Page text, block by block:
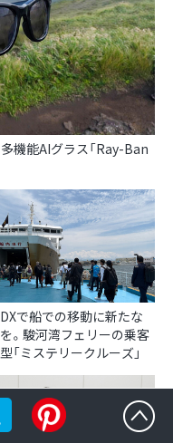
多機能AIグラス「Ray-Ban
で船での移動に新たな
。駿河湾フェリーの乗客
「ミステリークルーズ」